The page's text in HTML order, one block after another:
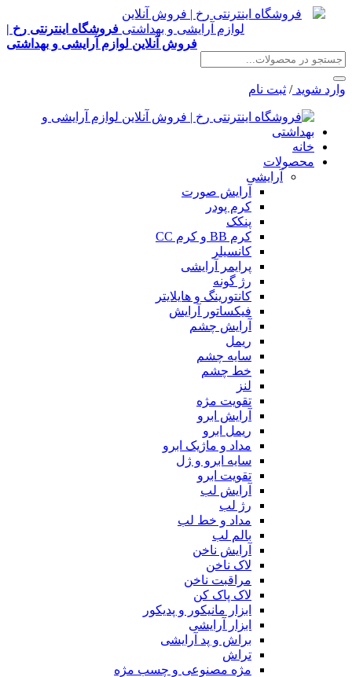
فروشگاه اینترنتی رخ |
فروش آنلاین لوازم آرایشی و بهداشتی
وارد شوید / ثبت نام
خانه
محصولات
آرایشی
آرایش صورت
کرم پودر
پنکک
کرم BB و کرم CC
کانسیلر
پرایمر آرایشی
رژ گونه
کانتورینگ و هایلایتر
فیکساتور آرایش
آرایش چشم
ریمل
سایه چشم
خط چشم
لنز
تقویت مژه
آرایش ابرو
ریمل ابرو
مداد و ماژیک ابرو
سایه ابرو و ژل
تقویت ابرو
آرایش لب
رژ لب
مداد و خط لب
بالم لب
آرایش ناخن
لاک ناخن
مراقبت ناخن
لاک پاک کن
ابزار مانیکور و پدیکور
ابزار آرایشی
براش و پد آرایشی
تراش
مژه مصنوعی و چسب مژه